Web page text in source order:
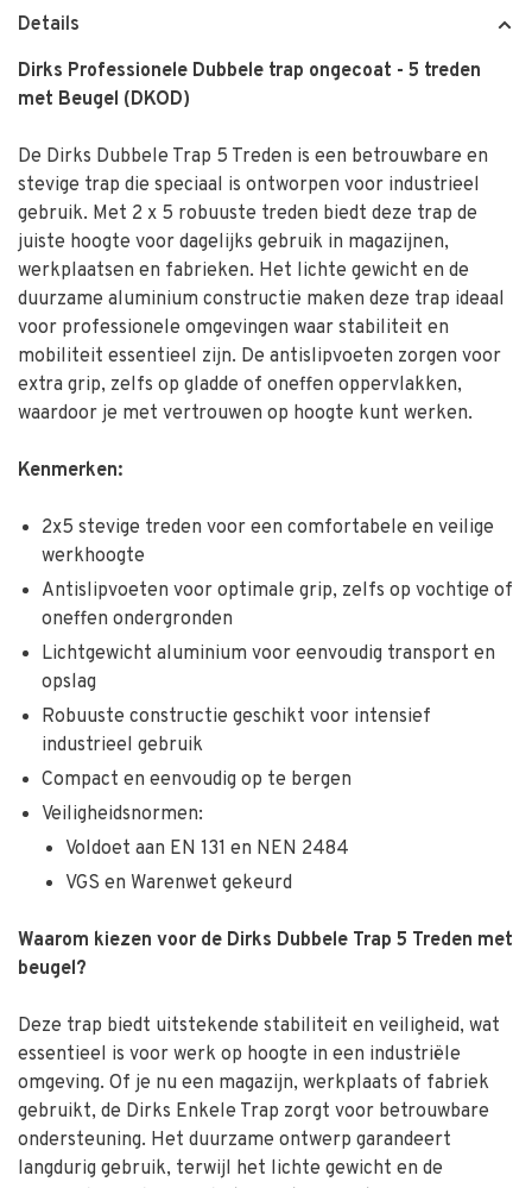
Details
Dirks Professionele Dubbele trap ongecoat - 5 treden
met Beugel (DKOD)
De Dirks Dubbele Trap 5 Treden is een betrouwbare en
stevige trap die speciaal is ontworpen voor industrieel
gebruik. Met 2 x 5 robuuste treden biedt deze trap de
juiste hoogte voor dagelijks gebruik in magazijnen,
werkplaatsen en fabrieken. Het lichte gewicht en de
duurzame aluminium constructie maken deze trap ideaal
voor professionele omgevingen waar stabiliteit en
mobiliteit essentieel zijn. De antislipvoeten zorgen voor
extra grip, zelfs op gladde of oneffen oppervlakken,
waardoor je met vertrouwen op hoogte kunt werken.
Kenmerken:
2x5 stevige treden voor een comfortabele en veilige
werkhoogte
Antislipvoeten voor optimale grip, zelfs op vochtige of
oneffen ondergronden
Lichtgewicht aluminium voor eenvoudig transport en
opslag
Robuuste constructie geschikt voor intensief
industrieel gebruik
Compact en eenvoudig op te bergen
Veiligheidsnormen:
Voldoet aan EN 131 en NEN 2484
VGS en Warenwet gekeurd
Waarom kiezen voor de Dirks Dubbele Trap 5 Treden met
beugel?
Deze trap biedt uitstekende stabiliteit en veiligheid, wat
essentieel is voor werk op hoogte in een industriële
omgeving. Of je nu een magazijn, werkplaats of fabriek
gebruikt, de Dirks Enkele Trap zorgt voor betrouwbare
ondersteuning. Het duurzame ontwerp garandeert
langdurig gebruik, terwijl het lichte gewicht en de